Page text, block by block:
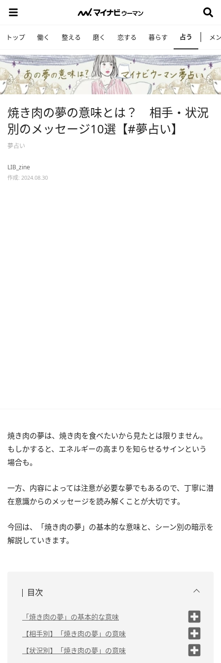
トップ 働く 整える 磨く 恋する 暮らす 占う メ
焼き肉の夢の意味とは？ 相手・状況
別のメッセージ10選【#夢占い】
夢占い
LIB_zine
作成: 2024.08.30
焼き肉の夢は、焼き肉を食べたいから見たとは限りません。
もしかすると、エネルギーの高まりを知らせるサインという
場合も。
一方、内容によっては注意が必要な夢でもあるので、丁寧に潜
在意識からのメッセージを読み解くことが大切です。
今回は、「焼き肉の夢」の基本的な意味と、シーン別の暗示を
解説していきます。
目次
「焼き肉の夢」の基本的な意味
気力に満ちている
スタミナ不足を解消し
たい
【相手別】「焼き肉の夢」の意味
（1）家族で焼き肉を食べる夢は「前向きな気持ちが大
切」
【状況別】「焼き肉の夢」の意味